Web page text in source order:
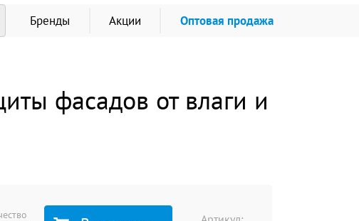
Бренды Акции Оптовая продажа
фасадов от влаги и